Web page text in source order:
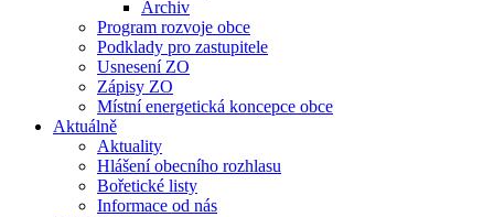
Archiv
Program rozvoje obce
Podklady pro zastupitele
Usnesení ZO
Zápisy ZO
Místní energetická koncepce obce
Aktuálně
Aktuality
Hlášení obecního rozhlasu
Bořetické listy
Informace od nás